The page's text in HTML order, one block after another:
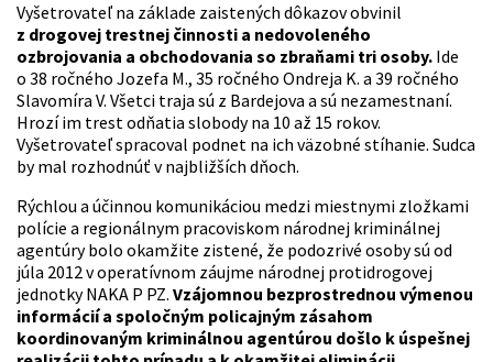
Vyšetrovateľ na základe zaistených dôkazov obvinil
z drogovej trestnej činnosti a nedovoleného
ozbrojovania a obchodovania so zbraňami tri osoby. Ide
o 38 ročného Jozefa M., 35 ročného Ondreja K. a 39 ročného
Slavomíra V. Všetci traja sú z Bardejova a sú nezamestnaní.
Hrozí im trest odňatia slobody na 10 až 15 rokov.
Vyšetrovateľ spracoval podnet na ich väzobné stíhanie. Sudca
by mal rozhodnúť v najbližších dňoch.
Rýchlou a účinnou komunikáciou medzi miestnymi zložkami
polície a regionálnym pracoviskom národnej kriminálnej
agentúry bolo okamžite zistené, že podozrivé osoby sú od
júla 2012 v operatívnom záujme národnej protidrogovej
jednotky NAKA P PZ. Vzájomnou bezprostrednou výmenou
informácií a spoločným policajným zásahom
koordinovaným kriminálnou agentúrou došlo k úspešnej